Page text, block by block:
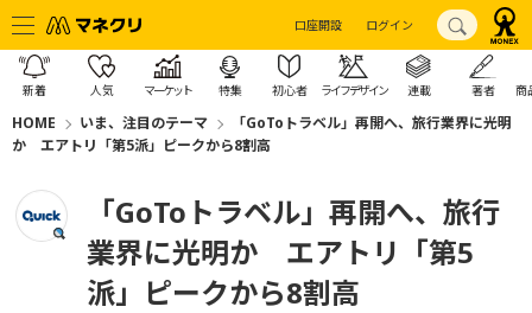
口座開設 ログイン
新着 人気 マーケット 特集 初心者 ライフデザイン 連載 著者 商
HOME いま、注目のテーマ
「GoToトラベル」再開へ、旅行業界に光明
か エアトリ「第5派」ピークから8割高
「GoToトラベル」再開へ、旅行
業界に光明か エアトリ「第5
派」ピークから8割高